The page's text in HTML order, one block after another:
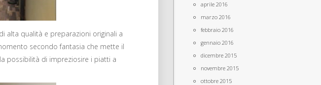
alta qualità e preparazioni originali a
secondo fantasia che mette il
possibilità di impreziosire i piatti a
aprile 2016
marzo 2016
febbraio 2016
gennaio 2016
dicembre 2015
novembre 2015
ottobre 2015